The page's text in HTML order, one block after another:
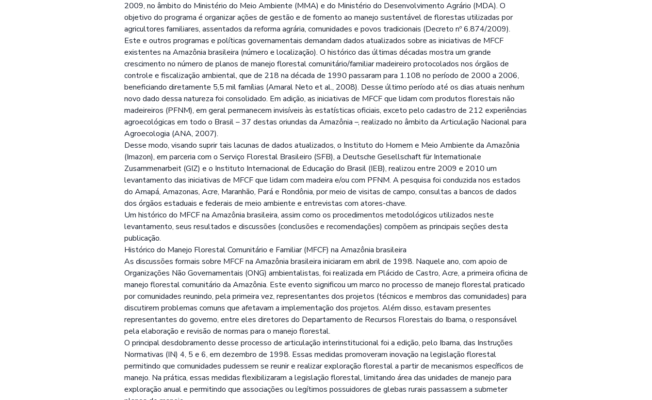
2009, no âmbito do Ministério do Meio Ambiente (MMA) e do Ministério do Desenvolvimento Agrário (MDA). O
objetivo do programa é organizar ações de gestão e de fomento ao manejo sustentável de florestas utilizadas por
agricultores familiares, assentados da reforma agrária, comunidades e povos tradicionais (Decreto nº 6.874/2009).
Este e outros programas e políticas governamentais demandam dados atualizados sobre as iniciativas de MFCF
existentes na Amazônia brasileira (número e localização). O histórico das últimas décadas mostra um grande
crescimento no número de planos de manejo florestal comunitário/familiar madeireiro protocolados nos órgãos de
controle e fiscalização ambiental, que de 218 na década de 1990 passaram para 1.108 no período de 2000 a 2006,
beneficiando diretamente 5,5 mil famílias (Amaral Neto et al., 2008). Desse último período até os dias atuais nenhum
novo dado dessa natureza foi consolidado. Em adição, as iniciativas de MFCF que lidam com produtos florestais não
madeireiros (PFNM), em geral permanecem invisíveis às estatísticas oficiais, exceto pelo cadastro de 212 experiências
agroecológicas em todo o Brasil – 37 destas oriundas da Amazônia –, realizado no âmbito da Articulação Nacional para
Agroecologia (ANA, 2007).
Desse modo, visando suprir tais lacunas de dados atualizados, o Instituto do Homem e Meio Ambiente da Amazônia
(Imazon), em parceria com o Serviço Florestal Brasileiro (SFB), a Deutsche Gesellschaft für Internationale
Zusammenarbeit (GIZ) e o Instituto Internacional de Educação do Brasil (IEB), realizou entre 2009 e 2010 um
levantamento das iniciativas de MFCF que lidam com madeira e/ou com PFNM. A pesquisa foi conduzida nos estados
do Amapá, Amazonas, Acre, Maranhão, Pará e Rondônia, por meio de visitas de campo, consultas a bancos de dados
dos órgãos estaduais e federais de meio ambiente e entrevistas com atores-chave.
Um histórico do MFCF na Amazônia brasileira, assim como os procedimentos metodológicos utilizados neste
levantamento, seus resultados e discussões (conclusões e recomendações) compõem as principais seções desta
publicação.
Histórico do Manejo Florestal Comunitário e Familiar (MFCF) na Amazônia brasileira
As discussões formais sobre MFCF na Amazônia brasileira iniciaram em abril de 1998. Naquele ano, com apoio de
Organizações Não Governamentais (ONG) ambientalistas, foi realizada em Plácido de Castro, Acre, a primeira oficina de
manejo florestal comunitário da Amazônia. Este evento significou um marco no processo de manejo florestal praticado
por comunidades reunindo, pela primeira vez, representantes dos projetos (técnicos e membros das comunidades) para
discutirem problemas comuns que afetavam a implementação dos projetos. Além disso, estavam presentes
representantes do governo, entre eles diretores do Departamento de Recursos Florestais do Ibama, o responsável
pela elaboração e revisão de normas para o manejo florestal.
O principal desdobramento desse processo de articulação interinstitucional foi a edição, pelo Ibama, das Instruções
Normativas (IN) 4, 5 e 6, em dezembro de 1998. Essas medidas promoveram inovação na legislação florestal
permitindo que comunidades pudessem se reunir e realizar exploração florestal a partir de mecanismos específicos de
manejo. Na prática, essas medidas flexibilizaram a legislação florestal, limitando área das unidades de manejo para
exploração anual e permitindo que associações ou legítimos possuidores de glebas rurais passassem a submeter